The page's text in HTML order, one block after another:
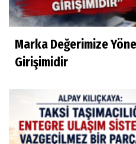
Marka Değerimize
Girişimidir